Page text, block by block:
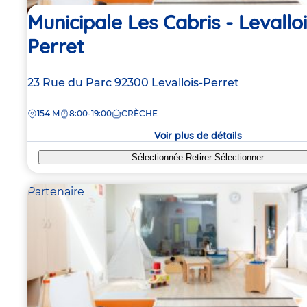
Municipale Les Cabris -
Perret
Adresse
la
23 Rue du Parc 92300 Levallois-Perret
DISTANCE
154 M 8:00-19:00 CRÈCHE
Voir plus de détails
Sélectionnée RetirerSélectionner
Partenaire